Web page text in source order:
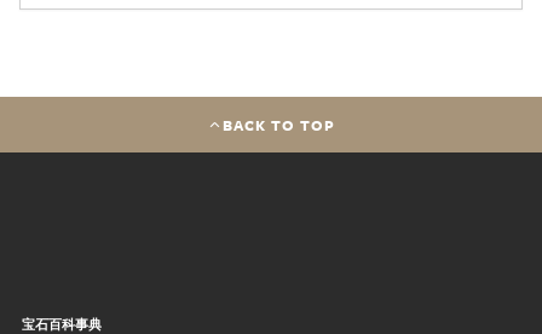
BACK TO TOP
宝石百科事典